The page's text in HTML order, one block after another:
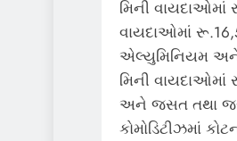
મિની
વાયદાઓમાં
એલ્યુમિનિયમ અને
મિની વાયદાઓમાં
અને જસત તથા
કોમોડિટીઝમાં